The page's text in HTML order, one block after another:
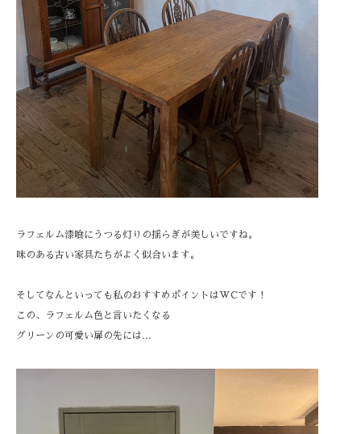
ラフェルム漆喰にうつる灯りの揺らぎが美しいですね。
味のある古い家具たちがよく似合います。
そしてなんといっても私のおすすめポイントはWCです！
この、ラフェルム色と言いたくなる
グリーンの可愛い扉の先には…